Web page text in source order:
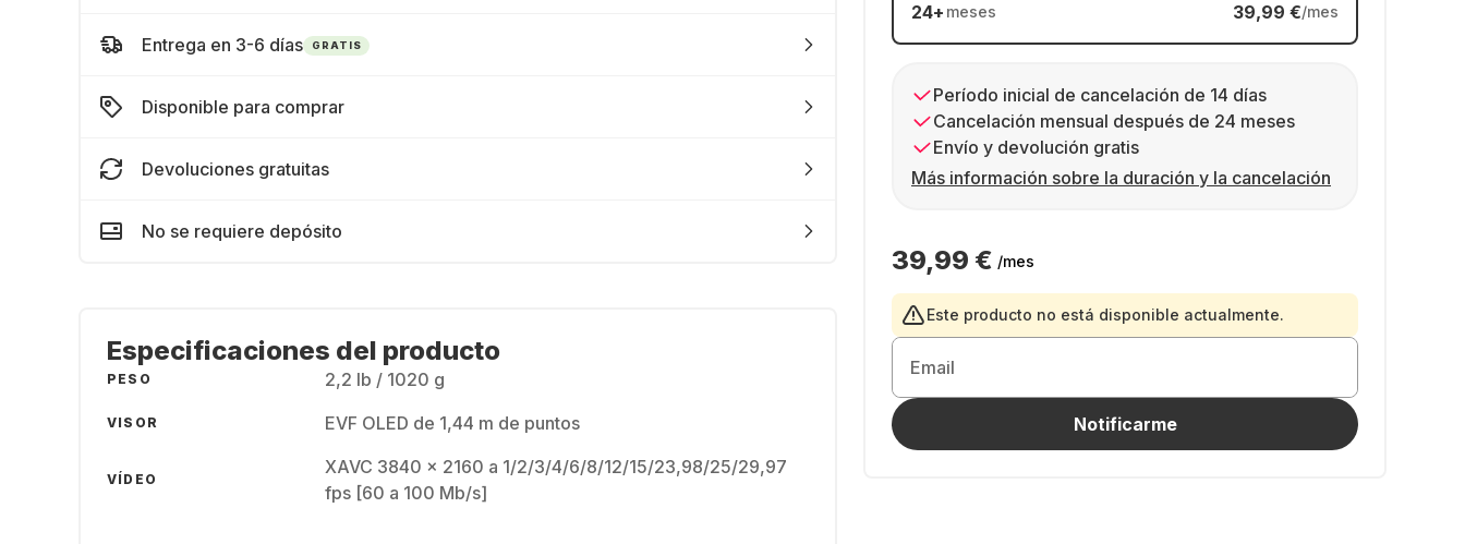
24+ meses 39,99 €/mes
Período inicial de cancelación de 14 días
Cancelación mensual después de 24 meses
Envío y devolución gratis
Más información sobre la duración y la cancelación
39,99 € /mes
Este producto no está disponible actualmente.
Email
Notificarme
Entrega en 3-6 días GRATIS
Disponible para comprar
Devoluciones gratuitas
No se requiere depósito
Especificaciones del producto
PESO 2,2 lb / 1020 g
VISOR EVF OLED de 1,44 m de puntos
VÍDEO
XAVC 3840 x 2160 a 1/2/3/4/6/8/12/15/23,98/25/29,97
fps [60 a 100 Mb/s]